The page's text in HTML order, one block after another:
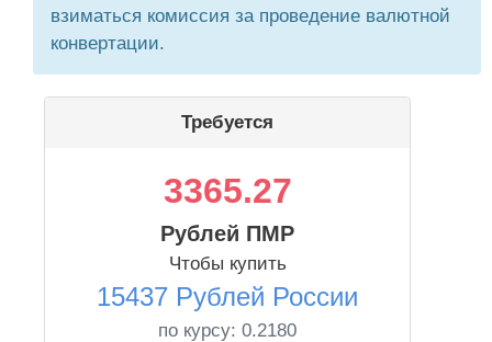
взиматься комиссия за проведение валютной
конвертации.
Требуется
3365.27
Рублей ПМР
Чтобы купить
15437 Рублей России
по курсу: 0.2180